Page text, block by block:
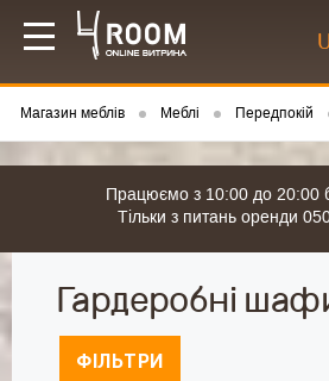
Магазин меблів Меблі Передпокій
Працюємо з 10:00 до 20:00
Тільки з питань оренди
Гардеробні
ФІЛЬТРИ